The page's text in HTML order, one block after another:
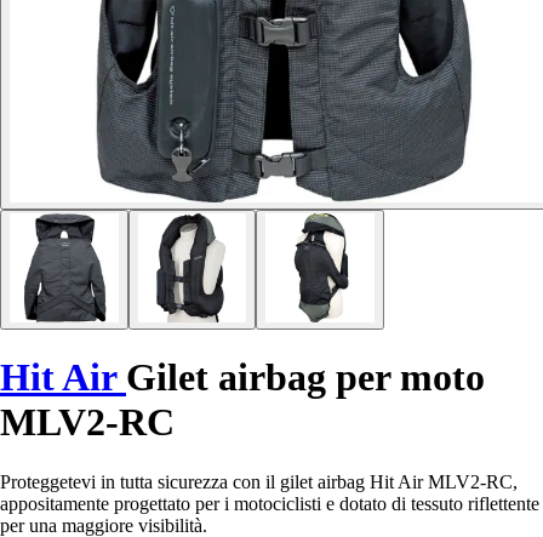
Hit Air Gilet airbag per moto
MLV2-RC
Proteggetevi in tutta sicurezza con il gilet airbag Hit Air MLV2-RC,
appositamente progettato per i motociclisti e dotato di tessuto riflettente
per una maggiore visibilità.